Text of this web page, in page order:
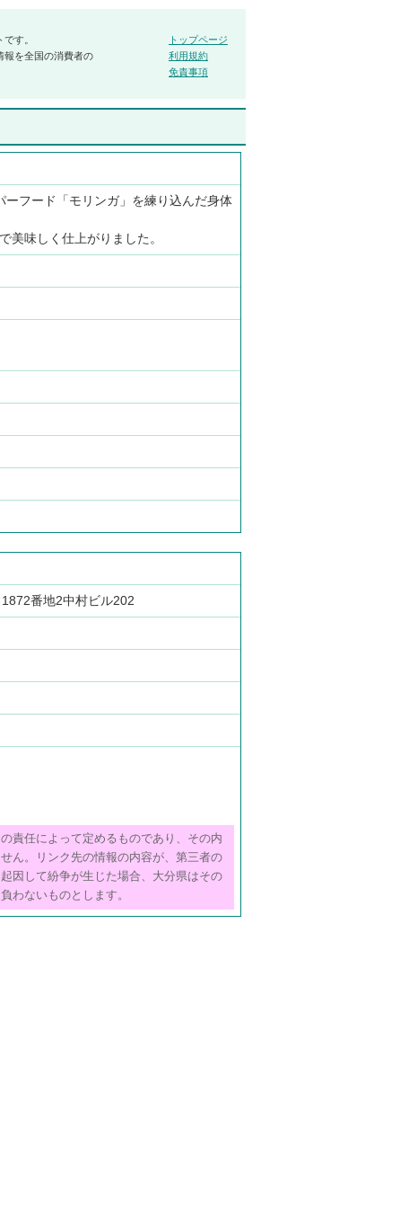
す。
報を全国の消費者の
トップページ
利用規約
免責事項
フード「モリンガ」を練り込んだ身体
美味しく仕上がりました。
番地2中村ビル202
責任によって定めるものであり、その内
ん。リンク先の情報の内容が、第三者の
因して紛争が生じた場合、大分県はその
わないものとします。